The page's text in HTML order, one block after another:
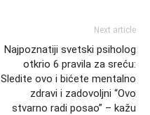
Next article
Najpoznatiji svetski psiholog
otkrio 6 pravila za sreću:
Sledite ovo i bićete mentalno
zdravi i zadovoljni “Ovo
stvarno radi posao” – kažu